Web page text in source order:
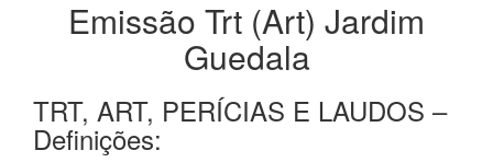
Emissão Trt (Art) Jardim
Guedala
TRT, ART, PERÍCIAS E LAUDOS –
Definições: